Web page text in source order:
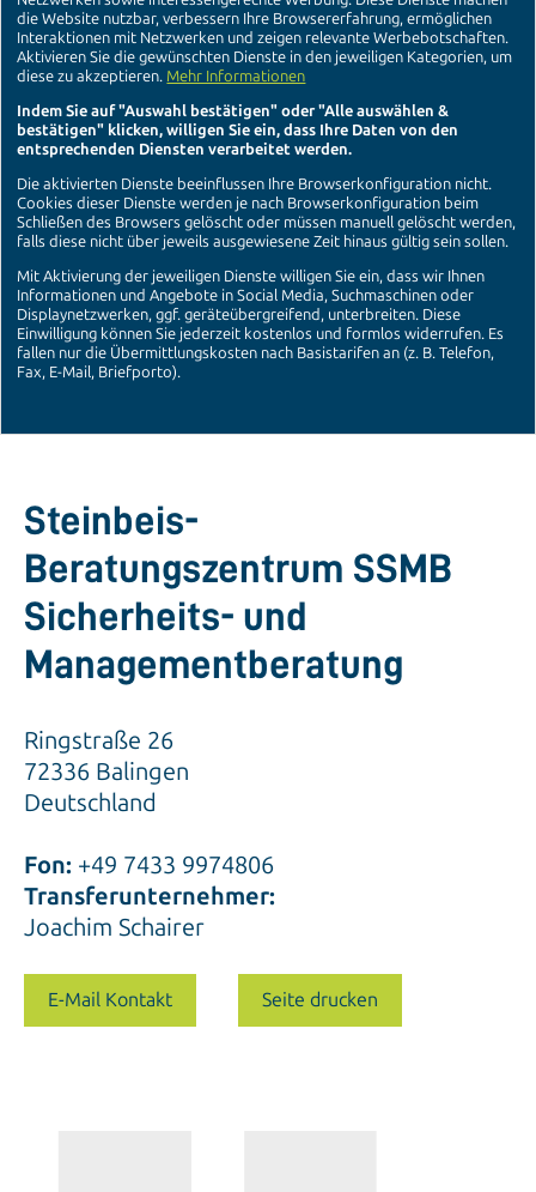
Steinbeis-
Beratungszentrum SSMB
Sicherheits- und
Managementberatung
Ringstraße 26
72336 Balingen
Deutschland
Fon: +49 7433 9974806
Transferunternehmer:
Joachim Schairer
E-Mail Kontakt Seite drucken